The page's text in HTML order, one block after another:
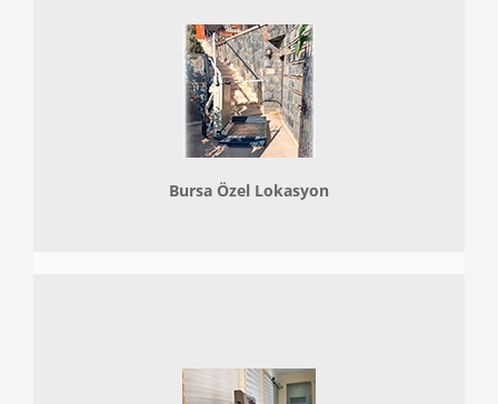
Bursa Özel Lokasyon